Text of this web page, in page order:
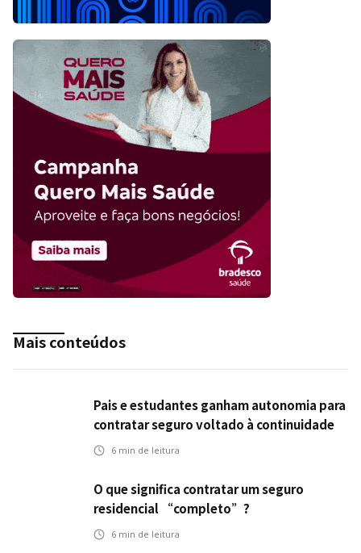
Mais conteúdos
Pais e estudantes ganham autonomia para
contratar seguro voltado à continuidade
dos estudos
6 min de leitura
O que significa contratar um seguro
residencial “completo”?
6 min de leitura